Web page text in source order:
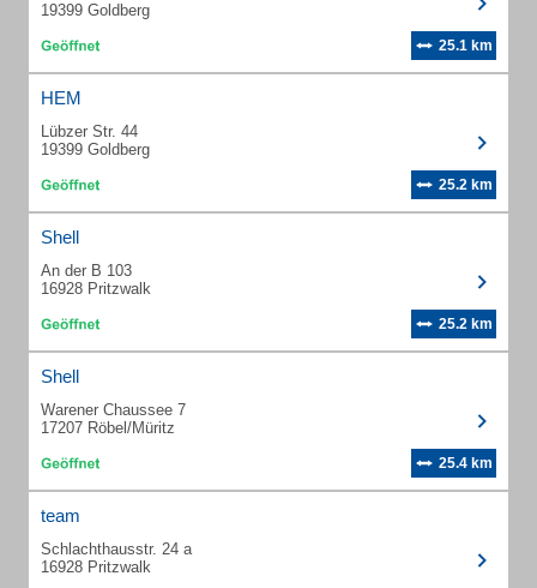
19399 Goldberg
25.1 km
HEM
Lübzer Str. 44
19399 Goldberg
25.2 km
Shell
An der B 103
16928 Pritzwalk
25.2 km
Shell
Warener Chaussee 7
17207 Röbel/Müritz
25.4 km
team
Schlachthausstr. 24 a
16928 Pritzwalk